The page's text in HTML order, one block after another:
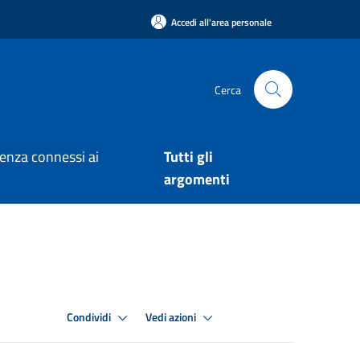
Accedi all'area personale
Cerca
connessi ai
Tutti gli
argomenti
Condividi Vedi azioni